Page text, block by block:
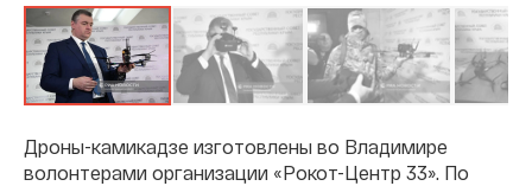
Дроны-камикадзе изготовлены во Владимире
волонтерами организации «Рокот-Центр 33». По